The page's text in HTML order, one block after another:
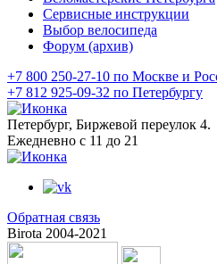
Сервисные инструкции
Выбор велосипеда
Форум (архив)
+7 800 250-27-10 по Москве и
+7 812 925-09-32 по Петербургу
Петербург, Биржевой переулок 4.
Ежедневно с 11 до 21
Обратная связь
Birota 2004-2021